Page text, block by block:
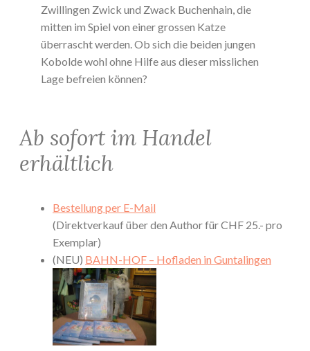
Zwillingen Zwick und Zwack Buchenhain, die
mitten im Spiel von einer grossen Katze
überrascht werden. Ob sich die beiden jungen
Kobolde wohl ohne Hilfe aus dieser misslichen
Lage befreien können?
Ab sofort im Handel
erhältlich
Bestellung per E-Mail
(Direktverkauf über den Author für CHF 25.- pro
Exemplar)
(NEU) BAHN-HOF – Hofladen in Guntalingen